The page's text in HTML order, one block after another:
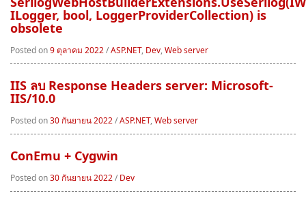
ILogger, bool, LoggerProviderCollection) is
obsolete
Posted on9 ตุลาคม 2022/ASP.NET, Dev,Web server
IIS ลบ Response Headers server: Microsoft-
IIS/10.0
Posted on30 กันยายน 2022/ASP.NET,Web server
ConEmu + Cygwin
Posted on30 กันยายน 2022/ Dev